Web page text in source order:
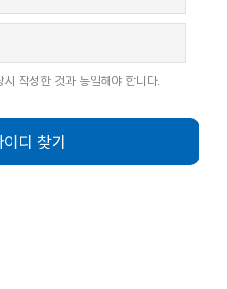
작성한 것과 동일해야 합니다.
이디 찾기